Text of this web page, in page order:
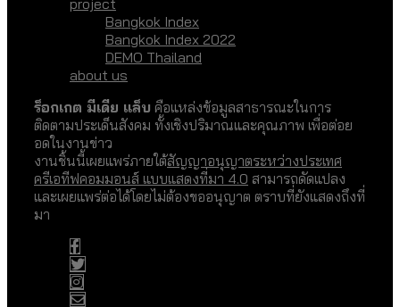
project
Bangkok Index
Bangkok Index 2022
DEMO Thailand
about us
ร็อกเกต มีเดีย แล็บ คือแหล่งข้อมูลสาธารณะในการ
ติดตามประเด็นสังคม ทั้งเชิงปริมาณและคุณภาพ เพื่อต่อย
อดในงานข่าว
งานชิ้นนี้เผยแพร่ภายใต้สัญญาอนุญาตระหว่างประเทศ
ครีเอทีฟคอมมอนส์ แบบแสดงที่มา 4.0 สามารถดัดแปลง
และเผยแพร่ต่อได้โดยไม่ต้องขออนุญาต ตราบที่ยังแสดงถึงที่
มา